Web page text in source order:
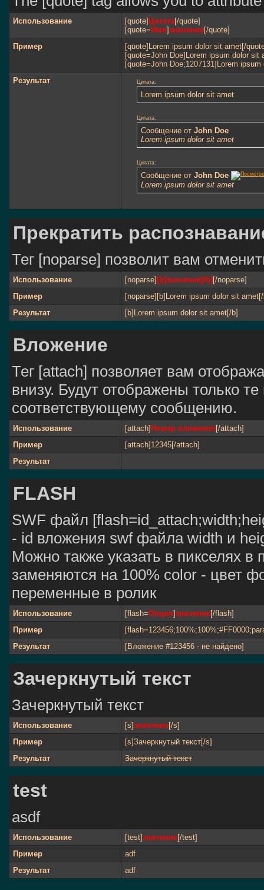
Использование [quote] Цитата[/quote]
[quote= Имя]значение[/quote]
Пример
[quote]Lorem ipsum dolor sit amet[/
[quote=John Doe]Lorem ipsum dolor sit
[quote=John Doe;1207131]Lorem
Результат
Цитата:
Lorem ipsum dolor sit amet
Цитата:
Сообщение от John Doe
Lorem ipsum dolor sit amet
Цитата:
Сообщение от John Doe
Lorem ipsum dolor sit amet
Прекратить
Тег [noparse] позволит вам
Использование [noparse] [b]значение[/b] [/noparse]
Пример
[noparse][b]Lorem ipsum dolor sit
Результат
[b]Lorem ipsum dolor sit amet[/b]
Вложение
Тег [attach] позволяет вам
внизу. Будут отображены только
соответствующему сообщению.
Использование [attach] Номер вложения [/attach]
Пример
[attach]12345[/attach]
Результат
FLASH
SWF файл
- id вложения swf файла width и
Можно также указать в пикселях
заменяются на 100% color - цвет
переменные в ролик
Использование [flash=Опция]значение[/flash]
Пример
Результат
[Вложение #123456 - не найдено]
Зачеркнутый текст
Зачеркнутый текст
Использование [s]значение[/s]
Пример
[s]Зачеркнутый текст[/s]
Результат
Зачеркнутый текст
test
asdf
Использование [test]значение[/test]
Пример
adf
Результат
adf